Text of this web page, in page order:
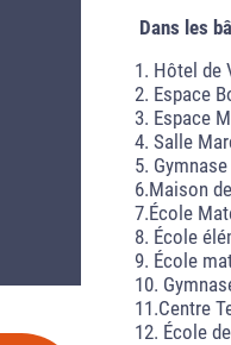
Dans les
1. Hôtel de
2. Espace
3. Espace
4. Salle
5.
6.Maison
7.École
8. École
9. École
10.
11.Centre
12. École